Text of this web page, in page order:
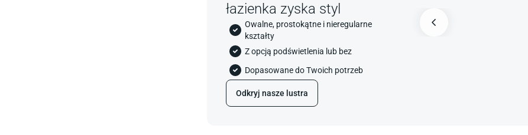
łazienka zyska styl
Owalne, prostokątne i nieregularne
kształty
Z opcją podświetlenia lub bez
Dopasowane do Twoich potrzeb
Odkryj nasze lustra